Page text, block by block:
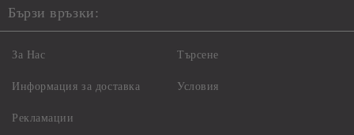
Бързи връзки:
За Нас
Информация за доставка
Рекламации
Търсене
Условия